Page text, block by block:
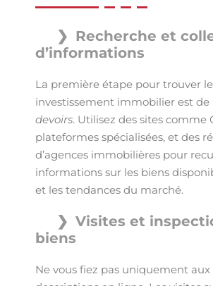
Recherche et
d’informations
La première étape pour trouver
investissement immobilier est de
devoirs. Utilisez des sites comme
plateformes spécialisées, et des
d’agences immobilières pour
informations sur les biens
et les tendances du marché.
Visites et
biens
Ne vous fiez pas uniquement